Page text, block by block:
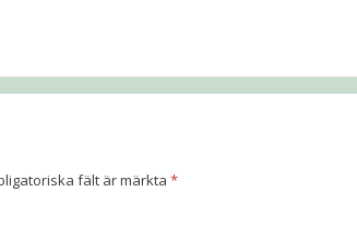
fält är märkta *